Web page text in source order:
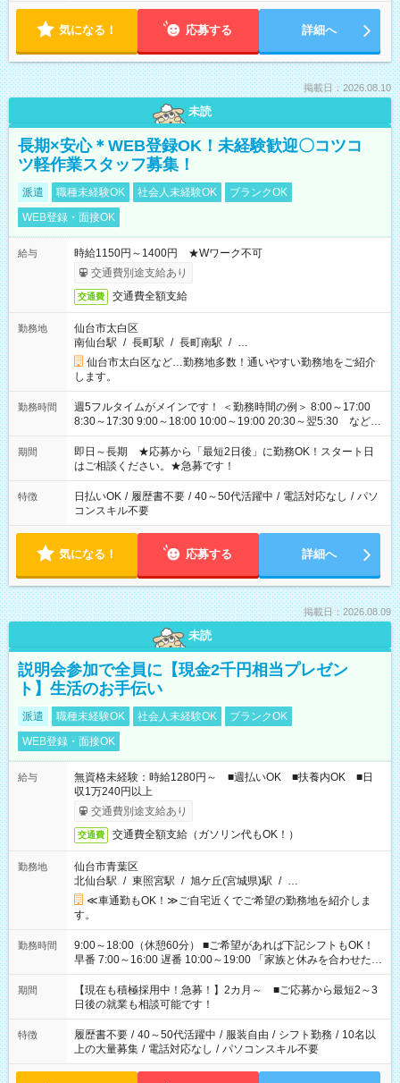
気になる！ 応募する 詳細へ
掲載日：2026.08.10
未読
長期×安心＊WEB登録OK！未経験歓迎〇コツコ
ツ軽作業スタッフ募集！
派遣 職種未経験OK 社会人未経験OK
ブランクOK
WEB登録・面接OK
給与
時給1150円～1400円 ★Wワーク不可
交通費別途支給あり
交通費 交通費全額支給
勤務地
仙台市太白区
南仙台駅 / 長町駅 / 長町南駅 / …
仙台市太白区など…勤務地多数！通いやすい勤務地をご紹介
します。
勤務時間
週5フルタイムがメインです！ ＜勤務時間の例＞ 8:00～17:00
8:30～17:30 9:00～18:00 10:00～19:00 20:30～翌5:30 など ★
その他にも勤務時間多数！ 日勤のみ、残業なし、交替制など
ご希望を教えてください！
期間
即日～長期 ★応募から「最短2日後」に勤務OK！スタート日
はご相談ください。★急募です！
特徴 日払いOK / 履歴書不要 / 40～50代活躍中 / 電話対応なし / パソ
コンスキル不要
気になる！ 応募する 詳細へ
掲載日：2026.08.09
未読
説明会参加で全員に【現金2千円相当プレゼン
ト】生活のお手伝い
派遣 職種未経験OK 社会人未経験OK
ブランクOK
WEB登録・面接OK
給与
無資格未経験：時給1280円～ ■週払いOK ■扶養内OK ■日
収1万240円以上
交通費別途支給あり
交通費 交通費全額支給（ガソリン代もOK！）
勤務地
仙台市青葉区
北仙台駅 / 東照宮駅 / 旭ケ丘(宮城県)駅 / …
≪車通勤もOK！≫ご自宅近くでご希望の勤務地を紹介しま
す。
勤務時間
9:00～18:00（休憩60分） ■ご希望があれば下記シフトもOK！
早番 7:00～16:00 遅番 10:00～19:00 「家族と休みを合わせた
い」 「余裕を持って夕飯の準備がしたい」 「できれば残業はし
たくない」 など、ご希望を教えてくださいね。 ※Wワーク希望
の方へ 今ご覧のお仕事で希望する勤務時間と、もう1つのお仕事
の勤務時間。 合計で週40時間を超える場合は応募できません。
期間
【現在も積極採用中！急募！】2カ月～ ■ご応募から最短2～3
日後の就業も相談可能です！
特徴 履歴書不要 / 40～50代活躍中 / 服装自由 / シフト勤務 / 10名以
上の大量募集 / 電話対応なし / パソコンスキル不要